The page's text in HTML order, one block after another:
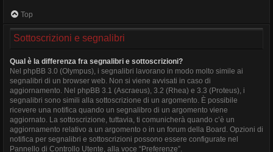
Top
Sottoscrizioni e segnalibri
Qual è la differenza fra segnalibri e sottoscrizioni?
Nel phpBB 3.0 (Olympus), i segnalibri lavorano in modo molto simile ai
segnalibri di un browser web. Non si viene avvisati in caso di
aggiornamento. Nel phpBB 3.1 (Ascraeus), 3.2 (Rhea) e 3.3 (Proteus), i
segnalibri sono simili alla sottoscrizione di un argomento. È possibile
ricevere una notifica quando un segnalibro di un argomento viene
aggiornato. La sottoscrizione, tuttavia, ti comunicherà quando c’è un
aggiornamento relativo a un argomento o in un forum della Board. Opzioni di
notifica per segnalibri e sottoscrizioni possono essere configurate nel
Pannello di Controllo Utente, alla voce “Preferenze”.